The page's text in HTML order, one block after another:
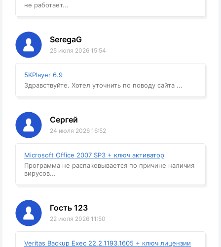
не работает...
SeregaG
25 июля 2026 15:54
5KPlayer 6.9
Здравствуйте. Хотел уточнить по поводу сайта ...
Сергей
24 июля 2026 16:52
Microsoft Office 2007 SP3 + ключ активатор
Программа не распаковывается по причине наличия
вирусов...
Гость 123
22 июля 2026 11:50
Veritas Backup Exec 22.2.1193.1605 + ключ лицензии